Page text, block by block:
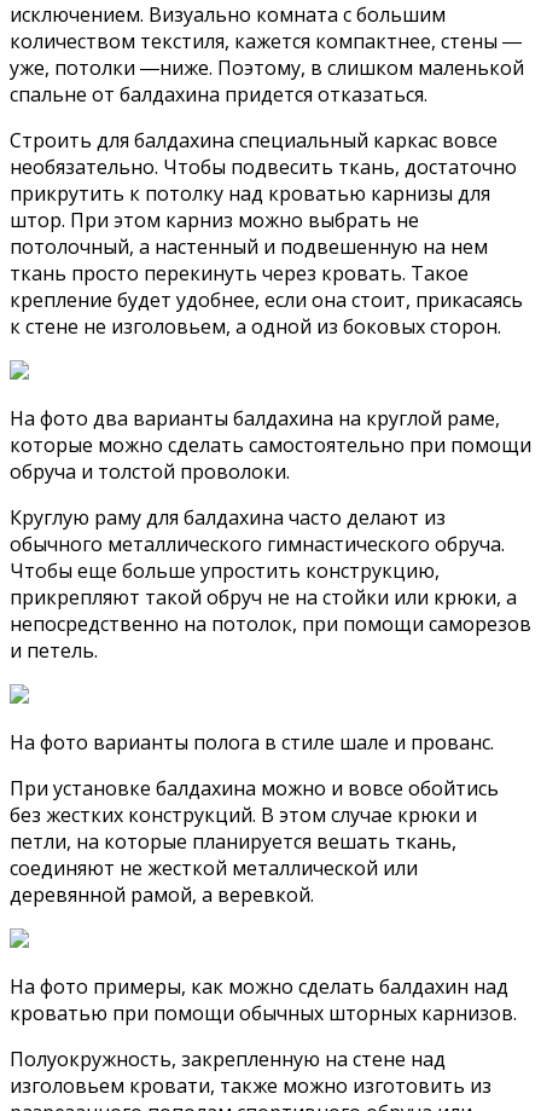
исключением. Визуально комната с большим
количеством текстиля, кажется компактнее, стены ―
уже, потолки ―ниже. Поэтому, в слишком маленькой
спальне от балдахина придется отказаться.
Строить для балдахина специальный каркас вовсе
необязательно. Чтобы подвесить ткань, достаточно
прикрутить к потолку над кроватью карнизы для
штор. При этом карниз можно выбрать не
потолочный, а настенный и подвешенную на нем
ткань просто перекинуть через кровать. Такое
крепление будет удобнее, если она стоит, прикасаясь
к стене не изголовьем, а одной из боковых сторон.
На фото два варианты балдахина на круглой раме,
которые можно сделать самостоятельно при помощи
обруча и толстой проволоки.
Круглую раму для балдахина часто делают из
обычного металлического гимнастического обруча.
Чтобы еще больше упростить конструкцию,
прикрепляют такой обруч не на стойки или крюки, а
непосредственно на потолок, при помощи саморезов
и петель.
На фото варианты полога в стиле шале и прованс.
При установке балдахина можно и вовсе обойтись
без жестких конструкций. В этом случае крюки и
петли, на которые планируется вешать ткань,
соединяют не жесткой металлической или
деревянной рамой, а веревкой.
На фото примеры, как можно сделать балдахин над
кроватью при помощи обычных шторных карнизов.
Полуокружность, закрепленную на стене над
изголовьем кровати, также можно изготовить из